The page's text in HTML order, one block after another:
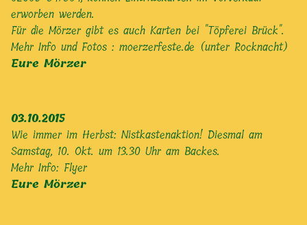
erworben werden.
Für die Mörzer gibt es auch Karten bei "Töpferei Brück".
Mehr Info und Fotos : moerzerfeste.de (unter Rocknacht)
Eure Mörzer
03.10.2015
Wie immer im Herbst: Nistkastenaktion! Diesmal am
Samstag, 10. Okt. um 13.30 Uhr am Backes.
Mehr Info: Flyer
Eure Mörzer